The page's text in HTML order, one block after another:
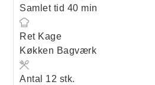
Samlet tid 40minutter
min
Ret Kage
Køkken Bagværk
Antal 12 stk.